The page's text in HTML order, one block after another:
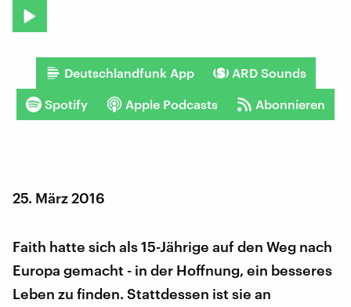
Deutschlandfunk App ARD Sounds
Spotify Apple Podcasts Abonnieren
25. März 2016
Faith hatte sich als 15-Jährige auf den Weg nach
Europa gemacht - in der Hoffnung, ein besseres
Leben zu finden. Stattdessen ist sie an